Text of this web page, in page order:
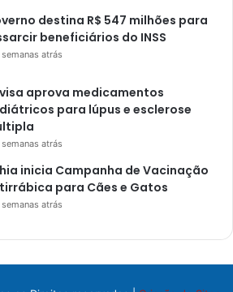
destina R$ 547 milhões para
beneficiários do INSS
semanas atrás
aprova medicamentos
para lúpus e esclerose
semanas atrás
inicia Campanha de Vacinação
para Cães e Gatos
semanas atrás